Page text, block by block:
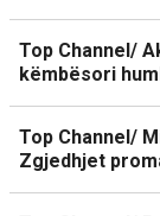
Top Channel/
këmbësori
Top Channel/
Zgjedhjet